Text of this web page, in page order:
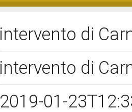
intervento di
intervento di
2019-01-